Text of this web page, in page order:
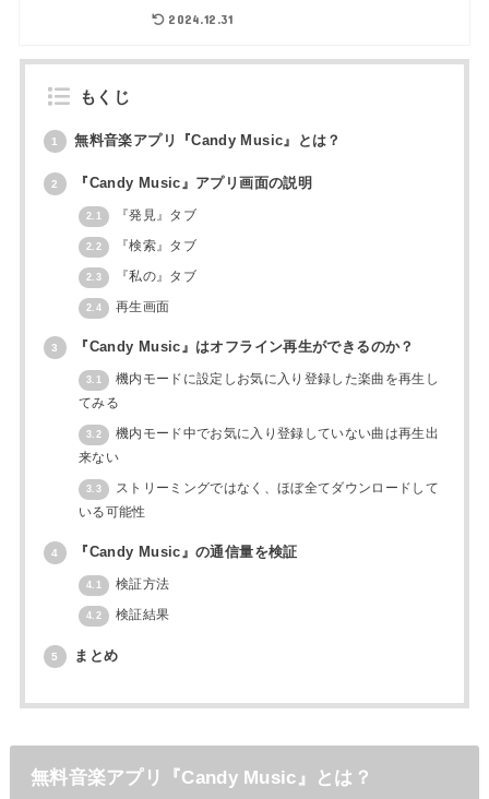
2024.12.31
もくじ
1 無料音楽アプリ『Candy Music』とは？
2 『Candy Music』アプリ画面の説明
2.1 『発見』タブ
2.2 『検索』タブ
2.3 『私の』タブ
2.4 再生画面
3 『Candy Music』はオフライン再生ができるのか？
3.1
機内モードに設定しお気に入り登録した楽曲を再生し
てみる
3.2
機内モード中でお気に入り登録していない曲は再生出
来ない
3.3
ストリーミングではなく、ほぼ全てダウンロードして
いる可能性
4 『Candy Music』の通信量を検証
4.1 検証方法
4.2 検証結果
5 まとめ
無料音楽アプリ『Candy Music』とは？